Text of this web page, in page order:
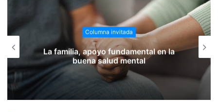
Columna invitada
Educar, más que enseñar, un acto
profundamente humano y trascendente